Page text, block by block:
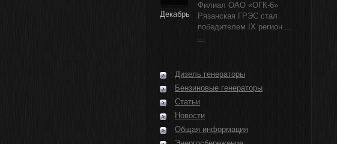
Декабрь
Филиал ОАО «ОГК-6»
Рязанская ГРЭС стал
победителем IX регион ...
...
Дизель генераторы
Бензиновые генераторы
Статьи
Новости
Общая информация